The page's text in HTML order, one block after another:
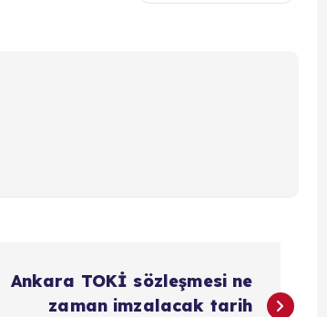
Ankara TOKİ sözleşmesi ne
zaman imzalacak tarih